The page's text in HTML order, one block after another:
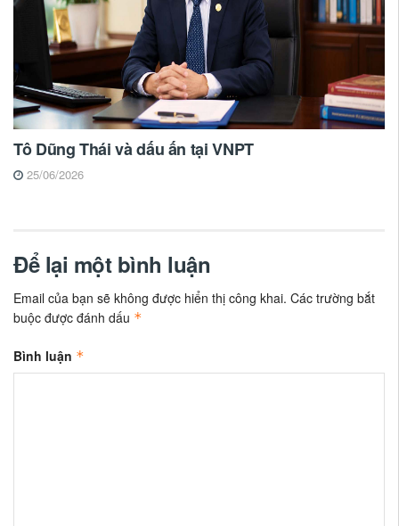
Tô Dũng Thái và dấu ấn tại VNPT
25/06/2026
Để lại một bình luận
Email của bạn sẽ không được hiển thị công khai. Các trường bắt
buộc được đánh dấu *
Bình luận *